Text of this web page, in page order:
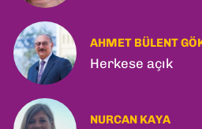
AHMET BÜLENT
Herkese açık
NURCAN KAYA